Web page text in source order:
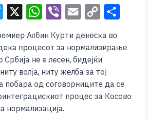
T
tt
er
X W
at
s
A
p
p
Vi
er
E
ai
l
C
p
y
Li
n
k
ar
Албин Курти денеска во
дека процесот за нормализирање
Србија не е лесен, бидејќи
волја, ниту желба за тој
побара од соговорниците да се
процес за Косово
нормализација.